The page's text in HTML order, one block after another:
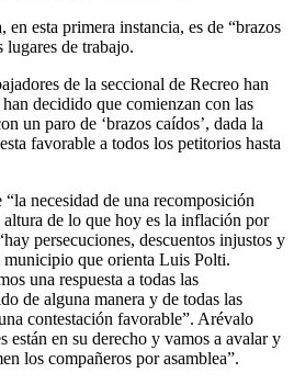
esta primera instancia, es de “brazos
lugares de trabajo.
de la seccional de Recreo han
decidido que comienzan con las
un paro de ‘brazos caídos’, dada la
favorable a todos los petitorios hasta
necesidad de una recomposición
altura de lo que hoy es la inflación por
persecuciones, descuentos injustos y
municipio que orienta Luis Polti.
una respuesta a todas las
de alguna manera y de todas las
contestación favorable”. Arévalo
están en su derecho y vamos a avalar y
los compañeros por asamblea”.